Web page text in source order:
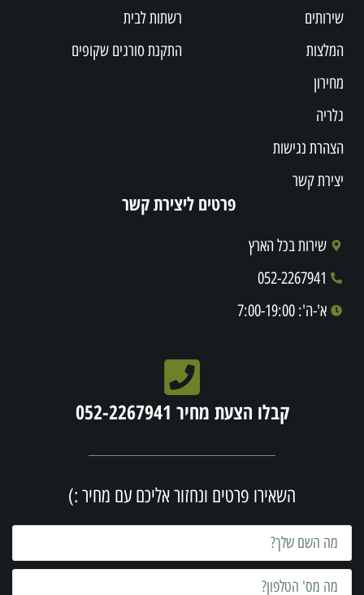
שירותים
המלצות
מחירון
גלריה
הצהרת נגישות
יצירת קשר
רשתות לבית
התקנת סורגים שקופים
פרטים ליצירת קשר
שירות בכל הארץ
052-2267941
א'-ה': 7:00-19:00
קבלו הצעת מחיר 052-2267941
השאירו פרטים ונחזור אליכם עם מחיר :)